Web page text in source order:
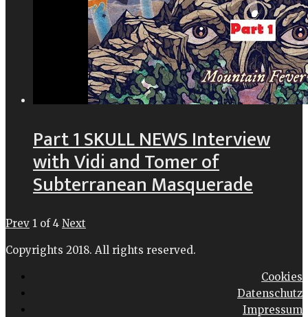
Part 1 SKULL NEWS Interview
with Vidi and Tomer of
Subterranean Masquerade
Prev 1 of 4 Next
Copyrights 2018. All rights reserved.
Cookies
Datenschutz
Impressum